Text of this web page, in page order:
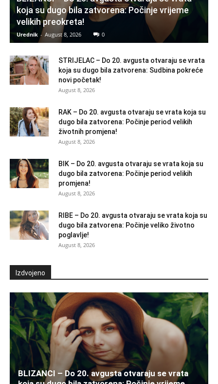
koja su dugo bila zatvorena: Počinje vrijeme
velikih preokreta!
Urednik - August 8, 2026 0
STRIJELAC – Do 20. avgusta otvaraju se vrata
koja su dugo bila zatvorena: Sudbina pokreće
novi početak!
August 8, 2026
RAK – Do 20. avgusta otvaraju se vrata koja su
dugo bila zatvorena: Počinje period velikih
životnih promjena!
August 8, 2026
BIK – Do 20. avgusta otvaraju se vrata koja su
dugo bila zatvorena: Počinje period velikih
promjena!
August 8, 2026
RIBE – Do 20. avgusta otvaraju se vrata koja su
dugo bila zatvorena: Počinje veliko životno
poglavlje!
August 8, 2026
Izdvojeno
BLIZANCI – Do 20. avgusta otvaraju se vrata